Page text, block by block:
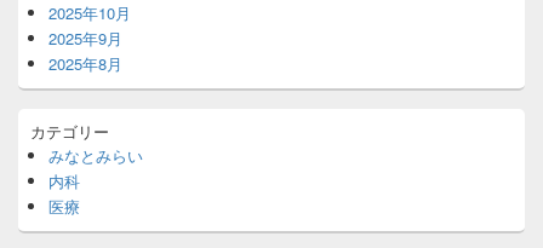
2025年10月
2025年9月
2025年8月
カテゴリー
みなとみらい
内科
医療